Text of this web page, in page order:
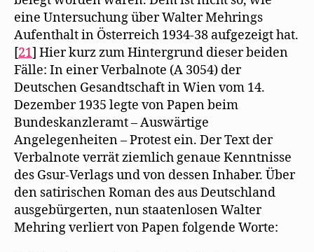
eine Untersuchung über Walter Mehrings
Aufenthalt in Österreich 1934-38 aufgezeigt hat.
[21] Hier kurz zum Hintergrund dieser beiden
Fälle: In einer Verbalnote (A 3054) der
Deutschen Gesandtschaft in Wien vom 14.
Dezember 1935 legte von Papen beim
Bundeskanzleramt – Auswärtige
Angelegenheiten – Protest ein. Der Text der
Verbalnote verrät ziemlich genaue Kenntnisse
des Gsur-Verlags und von dessen Inhaber. Über
den satirischen Roman des aus Deutschland
ausgebürgerten, nun staatenlosen Walter
Mehring verliert von Papen folgende Worte: